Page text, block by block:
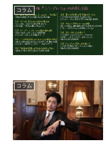
コラム
コラム